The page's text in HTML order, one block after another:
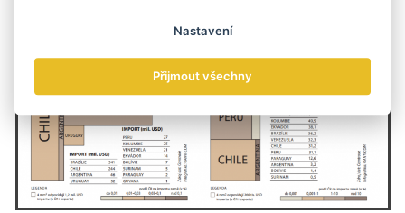
Nastavení
Přijmout všechny